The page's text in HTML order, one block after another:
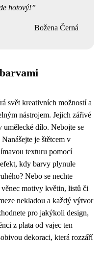
hotový!
Božena Černá
svět kreativních možností a
nástrojem. Jejich zářivé
dílo. Nebojte se
je štětcem v
texturu pomocí
kdy barvy plynule
Nebo se nechte
motivy květin, listů či
nekladou a každý výtvor
pro jakýkoli design,
z plata od vajec ten
dekoraci, která rozzáří